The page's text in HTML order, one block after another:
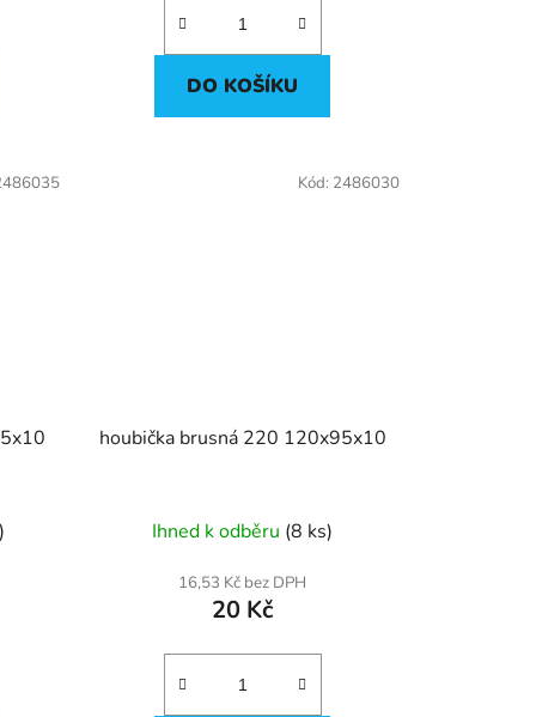
DO KOŠÍKU
houbička brusná 220 120x95x10
Ihned k odběru (8 ks)
16,53 Kč bez DPH
20 Kč
Kód: 2486030